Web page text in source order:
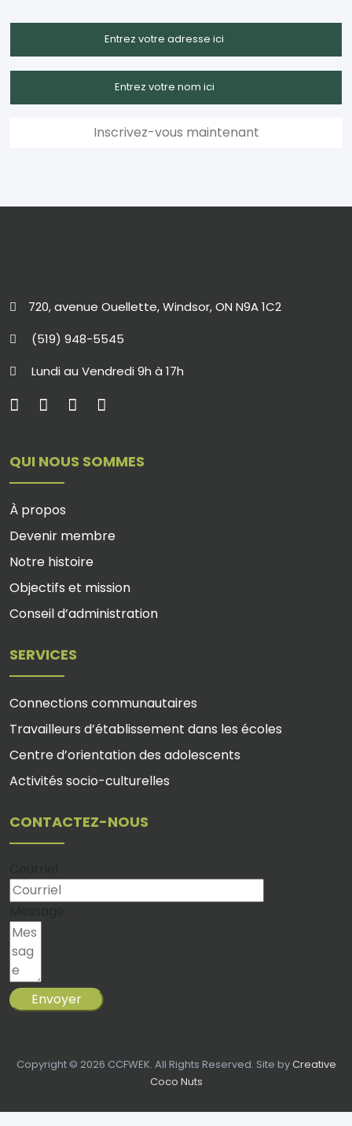
720, avenue Ouellette, Windsor, ON N9A 1C2
(519) 948-5545
Lundi au Vendredi 9h à 17h
QUI NOUS SOMMES
À propos
Devenir membre
Notre histoire
Objectifs et mission
Conseil d’administration
SERVICES
Connections communautaires
Travailleurs d’établissement dans les écoles
Centre d’orientation des adolescents
Activités socio-culturelles
CONTACTEZ-NOUS
Envoyer
Copyright © 2026 CCFWEK. All Rights Reserved. Site byCreative
Coco Nuts